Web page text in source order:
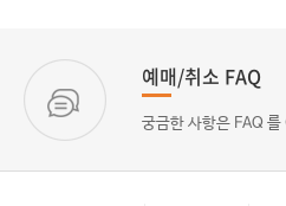
예매/취소 FAQ
궁금한 사항은 FAQ 를